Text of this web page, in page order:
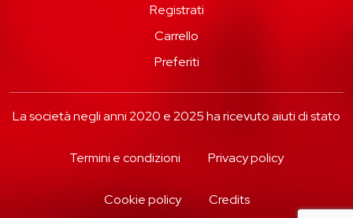
Registrati
Carrello
Preferiti
La società negli anni 2020 e 2025 ha ricevuto aiuti di stato
Termini e condizioni Privacy policy
Cookie policy Credits